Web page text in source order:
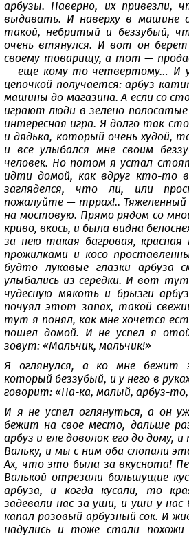
арбузы. Наверно, их привезли,
выдавать. И наверху в машине
такой, небритый и беззубый,
очень втянулся. И вот он
своему товарищу, а тот —
— еще кому-то четвертому… И
цепочкой получается: арбуз
машины до магазина. А если со
играют люди в зелено-
интересная игра. Я долго так
и дядька, который очень худой,
и все улыбался мне своим
человек. Но потом я устал
идти домой, как вдруг кто-то в
загляделся, что ли, или
пожалуйте — тррах!.. Тяжеленный
на мостовую. Прямо рядом со
криво, вкось, и была видна
за нею такая багровая,
прожилками и косо
будто лукавые глазки арбуза
улыбались из середки. И вот
чудесную мякоть и брызги
почуял этот запах, такой
тут я понял, как мне хочется
пошел домой. И не успел я
зовут: «Мальчик, мальчик!»
Я оглянулся, а ко мне бежит
который беззубый, и у него в
говорит: «На-ка, малый, арбуз-
И я не успел оглянуться, а он
бежит на свое место, дальше
арбуз и еле доволок его до дому, и
Вальку, и мы с ним оба слопали
Ах, что это была за вкуснота!
Валькой отрезали большущие
арбуза, и когда кусали, то
задевали нас за уши, и уши у нас
капал розовый арбузный сок. И
надулись и тоже стали